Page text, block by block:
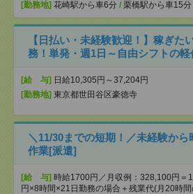
[勤務地] 花崎駅から車6分 / 栗橋駅から車15分
【日払い・未経験歓迎！】稼ぎた
務！単発・週1日～自由シフトの
[給 与] 日給10,305円～37,204円
[勤務地] 東京都世田谷区豪徳寺
＼11/30までの短期！／未経験から
作業[派遣]
[給 与] 時給1700円／月収例：328,100円＝
円×8時間×21日勤務の場合＋残業代(月20時